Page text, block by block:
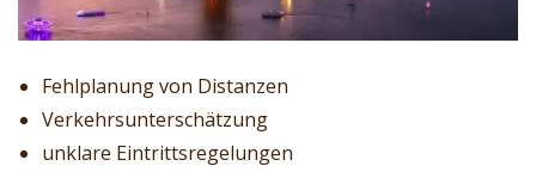
Fehlplanung von Distanzen
Verkehrsunterschätzung
unklare Eintrittsregelungen